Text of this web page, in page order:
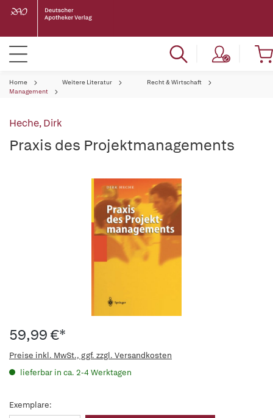
Home Weitere Literatur
Recht & Wirtschaft
Management
Heche, Dirk
Praxis des Projektmanagements
59,99 €*
Preise inkl. MwSt., ggf. zzgl. Versandkosten
lieferbar in ca. 2-4 Werktagen
Exemplare: